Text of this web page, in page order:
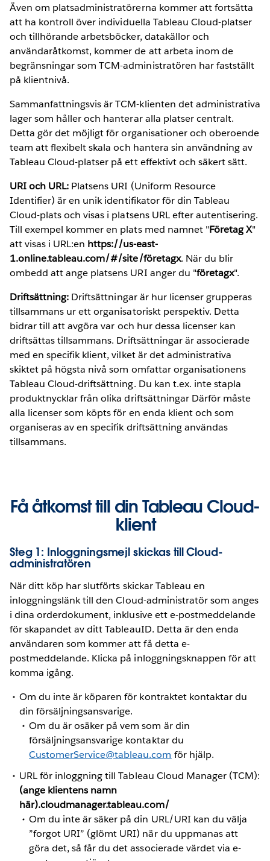
Även om platsadministratörerna kommer att fortsätta
att ha kontroll över individuella Tableau Cloud-platser
och tillhörande arbetsböcker, datakällor och
användaråtkomst, kommer de att arbeta inom de
begränsningar som TCM-administratören har fastställt
på klientnivå.
Sammanfattningsvis är TCM-klienten det administrativa
lager som håller och hanterar alla platser centralt.
Detta gör det möjligt för organisationer och oberoende
team att flexibelt skala och hantera sin användning av
Tableau Cloud-platser på ett effektivt och säkert sätt.
URI och URL: Platsens URI (Uniform Resource
Identifier) är en unik identifikator för din Tableau
Cloud-plats och visas i platsens URL efter autentisering.
Till exempel kommer en plats med namnet "Företag X"
att visas i URL:en https://us-east-
1.online.tableau.com/#/site/företagx. När du blir
ombedd att ange platsens URI anger du "företagx".
Driftsättning: Driftsättningar är hur licenser grupperas
tillsammans ur ett organisatoriskt perspektiv. Detta
bidrar till att avgöra var och hur dessa licenser kan
driftsättas tillsammans. Driftsättningar är associerade
med en specifik klient, vilket är det administrativa
skiktet på högsta nivå som omfattar organisationens
Tableau Cloud-driftsättning. Du kan t.ex. inte stapla
produktnycklar från olika driftsättningar Därför måste
alla licenser som köpts för en enda klient och som
organiseras av en specifik driftsättning användas
tillsammans.
Få åtkomst till din Tableau Cloud-
klient
Steg 1: Inloggningsmejl skickas till Cloud-
administratören
När ditt köp har slutförts skickar Tableau en
inloggningslänk till den Cloud-administratör som anges
i dina orderdokument, inklusive ett e-postmeddelande
för skapandet av ditt TableauID. Detta är den enda
användaren som kommer att få detta e-
postmeddelande. Klicka på inloggningsknappen för att
komma igång.
Om du inte är köparen för kontraktet kontaktar du
din försäljningsansvarige.
Om du är osäker på vem som är din
försäljningsansvarige kontaktar du
CustomerService@tableau.com för hjälp.
URL för inloggning till Tableau Cloud Manager (TCM):
(ange klientens namn
här).cloudmanager.tableau.com/
Om du inte är säker på din URL/URI kan du välja
”forgot URI” (glömt URI) när du uppmanas att
göra det, så får du det associerade värdet via e-